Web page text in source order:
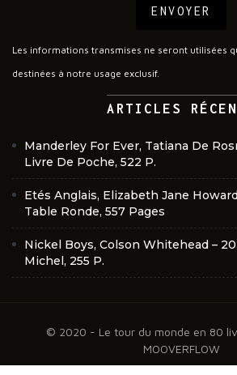
ENVOYER
Les informations transmises ne seront utilisées
destinées à notre usage exclusif.
ARTICLES
Manderley For Ever, Tatiana De
Livre De Poche, 522 P.
Etés Anglais, Elizabeth Jane Howard
Table Ronde, 557 Pages
Nickel Boys, Colson Whitehead –
Michel, 255 P.
© 2020 - Le tour du monde en 80
MOOVERFLOW